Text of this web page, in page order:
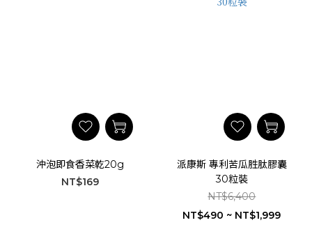
沖泡即食香菜乾20g
NT$169
派康斯 專利苦瓜胜肽膠囊
30粒裝
NT$6,400
NT$490 ~ NT$1,999